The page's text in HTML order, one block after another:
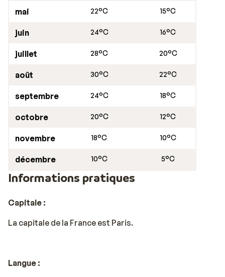
agréables tels que la célèbre promenade « cours
Mirabeau », et la vieille ville. Aix-en-Provence se
caractérise par la montagne Sainte-Victoire, qui est le
Cézanne. Il y a un marché provençal deux fois par
vous trouverez la meilleure huile d’olive, des fruits et
légumes frais, ainsi que des souvenirs à rapporter. Si
vous aimez les jolis marchés, ne manquez pas celui-là !
mai 22°C 15°C
juin 24°C 16°C
juillet 28°C 20°C
août 30°C 22°C
septembre 24°C 18°C
octobre 20°C 12°C
novembre 18°C 10°C
décembre 10°C 5°C
Informations pratiques
Capitale :
La capitale de la France est Paris.
Langue :